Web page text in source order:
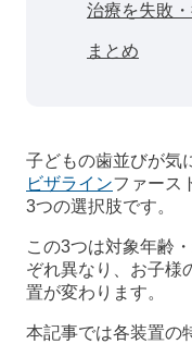
治療を失敗
まとめ
子どもの歯並びが気
ビザラインファース
3つの選択肢です。
この3つは対象年齢
ぞれ異なり、お子様
置が変わります。
本記事では各装置の